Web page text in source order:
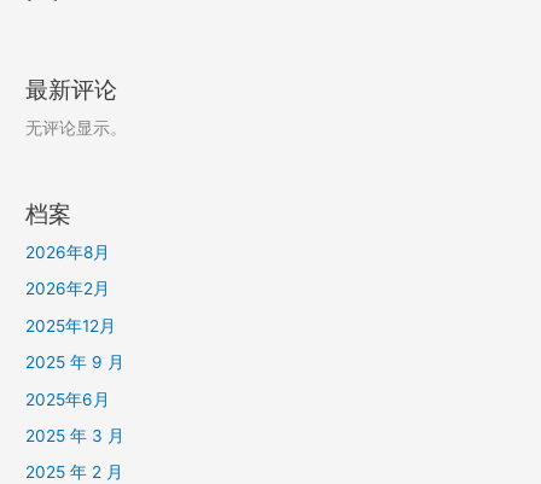
最新评论
无评论显示。
档案
2026年8月
2026年2月
2025年12月
2025 年 9 月
2025年6月
2025 年 3 月
2025 年 2 月